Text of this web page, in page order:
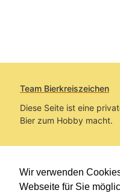
Wir verwenden
Webseite für Sie
Team Bierkreiszeichen
Diese Seite ist eine
Bier zum Hobby macht.
Sie befinden sich auf
im Pfad:Übers Bier/